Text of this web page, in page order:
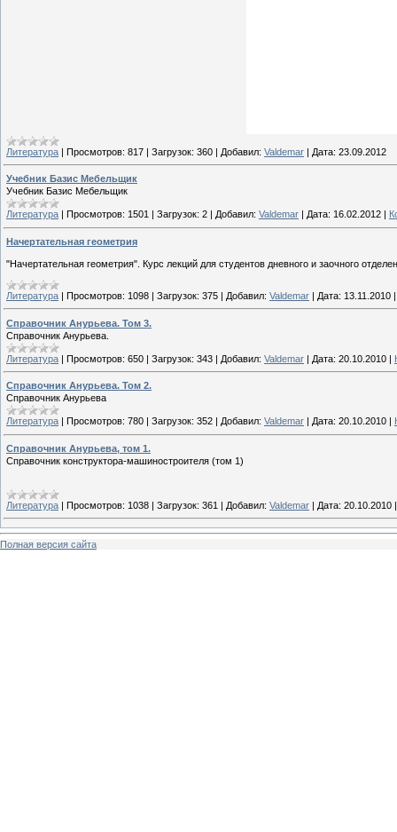
Литература | Просмотров: 817 | Загрузок: 360 | Добавил: Valdemar | Дата: 23.09.2012
Учебник Базис Мебельщик
Учебник Базис Мебельщик
Литература Просмотров: 1501 Загрузок: 2 Добавил: Valdemar Дата: 16.02.2012
Начертательная геометрия
"Начертательная геометрия". Курс лекций для студентов дневного и заочного
Литература Просмотров: 1098 Загрузок: 375 Добавил: Valdemar Дата: 13.11.2010
Справочник Анурьева. Том 3.
Справочник Анурьева.
Литература | Просмотров: 650 | Загрузок: 343 | Добавил: Valdemar | Дата: 20.10.2010 |
Справочник Анурьева. Том 2.
Справочник Анурьева
Литература Просмотров: 780 Загрузок: 352 Добавил: Valdemar Дата: 20.10.2010
Справочник Анурьева, том 1.
Справочник конструктора-машиностроителя (том 1)
Литература | Просмотров: 1038 | Загрузок: 361 | Добавил: Valdemar | Дата: 20.10.2010
Полная версия сайта